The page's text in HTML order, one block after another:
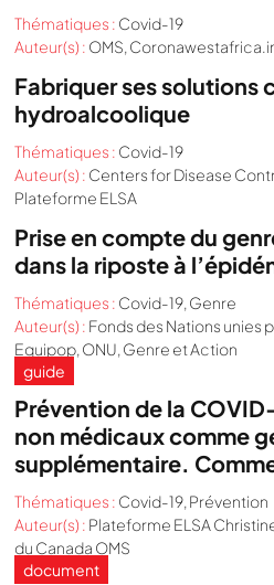
Thématiques : Covid-19
Auteur(s) : OMS,
Fabriquer ses solutions
hydroalcoolique
Thématiques : Covid-19
Auteur(s) : Centers for Disease
Plateforme ELSA
Prise en compte du
dans la riposte à
Thématiques : Covid-19, Genre
Auteur(s) : Fonds des Nations unies
Equipop, ONU, Genre et Action
guide
Prévention de la
non médicaux comme
supplémentaire.
Thématiques : Covid-19, Prévention
Auteur(s) : Plateforme ELSA
du Canada OMS
document